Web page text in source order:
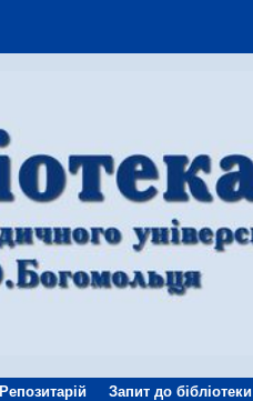
Репозитарій Запит до бібліотеки